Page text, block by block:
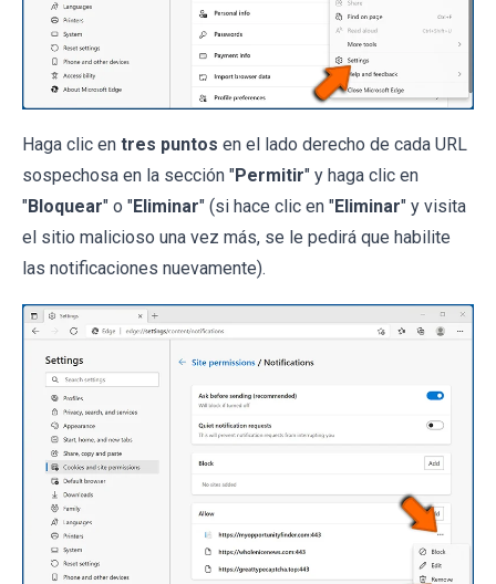
Haga clic en tres puntos en el lado derecho de cada URL
sospechosa en la sección "Permitir" y haga clic en
"Bloquear" o "Eliminar" (si hace clic en "Eliminar" y visita
el sitio malicioso una vez más, se le pedirá que habilite
las notificaciones nuevamente).